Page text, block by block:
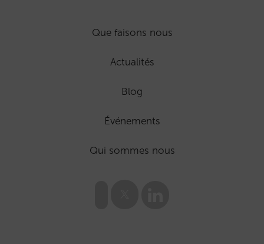
Que faisons nous
Actualités
Blog
Événements
Qui sommes nous